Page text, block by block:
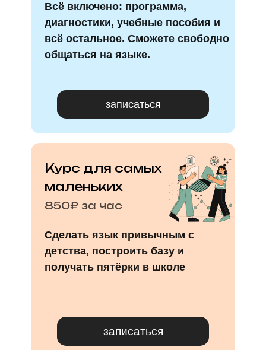
Курс для самых
маленьких
850₽ за час
Всё включено: программа,
диагностики, учебные пособия и
всё остальное. Сможете свободно
общаться на языке.
Сделать язык привычным с
детства, построить базу и
получать пятёрки в школе
записаться
записаться